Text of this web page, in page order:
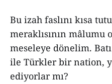
Bu izah faslını kısa
meraklısının mâlumu
meseleye dönelim.
ile Türkler bir nation,
ediyorlar mı?